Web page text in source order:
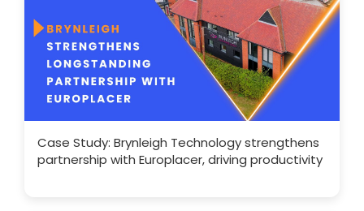
Case Study: Brynleigh Technology strengthens
partnership with Europlacer, driving productivity